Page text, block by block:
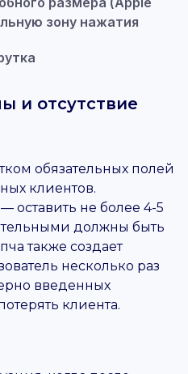
зону нажатия
и отсутствие
обязательных полей
клиентов.
не более 4-5
должны быть
также создает
несколько раз
введенных
клиента.